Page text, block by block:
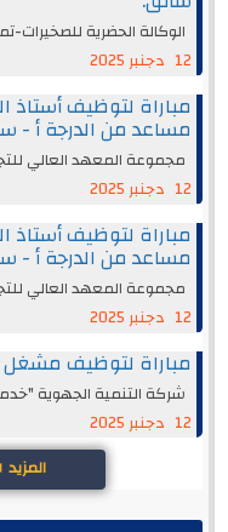
الوكالة الحضرية للصخيرات-
12 دجنبر 2025
مباراة لتوظيف أستاذ
مساعد من الدرجة أ -
مجموعة المعهد العالي
12 دجنبر 2025
مباراة لتوظيف أستاذ
مساعد من الدرجة أ -
مجموعة المعهد العالي
12 دجنبر 2025
مباراة لتوظيف
شركة التنمية الجهوية
12 دجنبر 2025
المزيد